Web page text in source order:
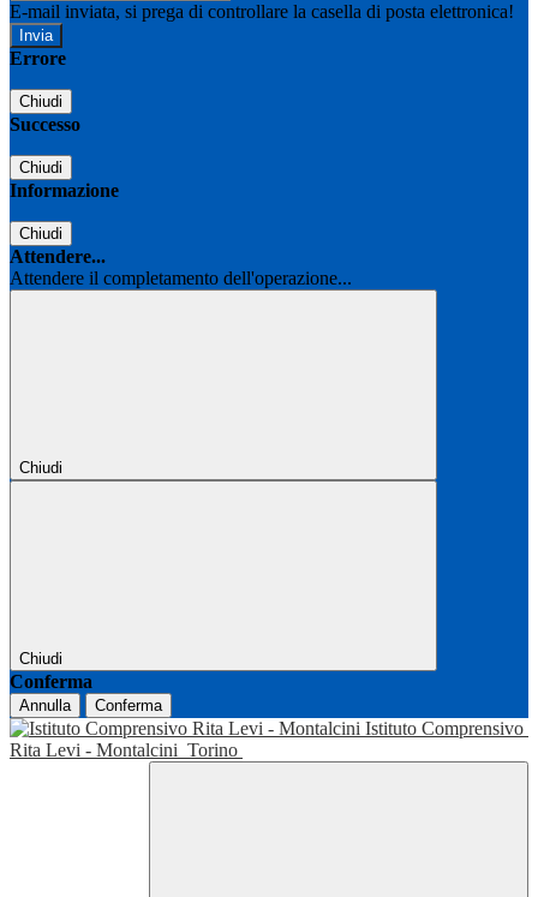
E-mail inviata, si prega di controllare la casella di posta elettronica!
Errore
Chiudi
Successo
Chiudi
Informazione
Chiudi
Attendere...
Attendere il completamento dell'operazione...
Chiudi
Chiudi
Conferma
Annulla Conferma
Istituto Comprensivo
Rita Levi - Montalcini Torino